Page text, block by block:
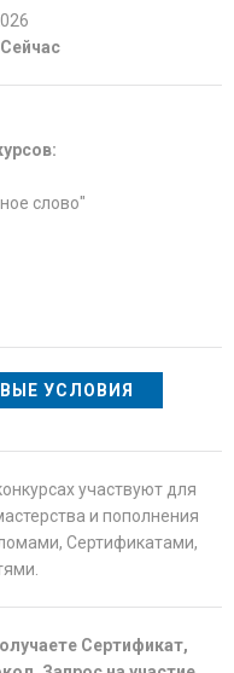
Сейчас
слово"
УСЛОВИЯ
участвуют для
и пополнения
Сертификатами,
Сертификат,